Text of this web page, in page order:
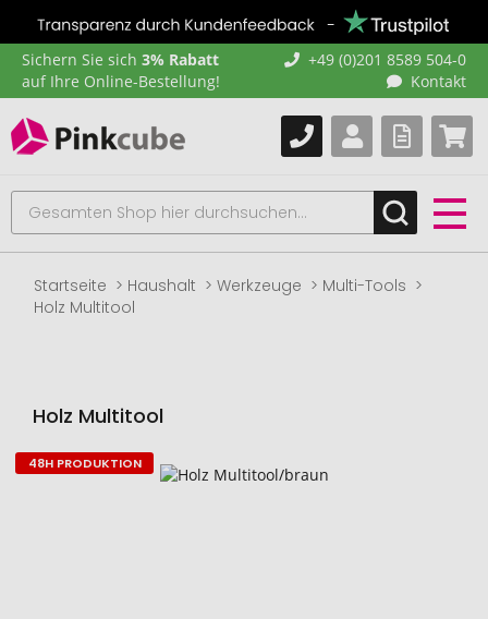
Sichern Sie sich 3% Rabatt
auf Ihre Online-Bestellung!
+49 (0)201 8589 504-0
Kontakt
Startseite Haushalt Werkzeuge
Multi-Tools
Holz Multitool
Holz Multitool
Zum
48H PRODUKTION